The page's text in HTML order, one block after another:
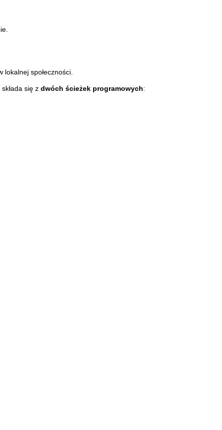
lokalnej społeczności.
się z dwóch ścieżek programowych: